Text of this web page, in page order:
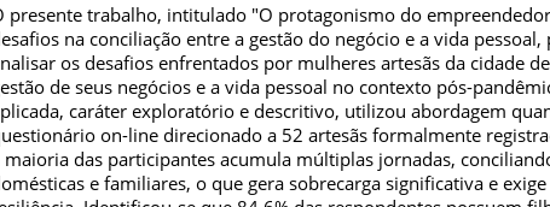
presente trabalho, intitulado "O protagonismo do
na conciliação entre a gestão do negócio e a vida
os desafios enfrentados por mulheres artesãs da cidade
de seus negócios e a vida pessoal no contexto pós-
caráter exploratório e descritivo, utilizou abordagem
on-line direcionado a 52 artesãs formalmente
maioria das participantes acumula múltiplas jornadas,
e familiares, o que gera sobrecarga significativa e